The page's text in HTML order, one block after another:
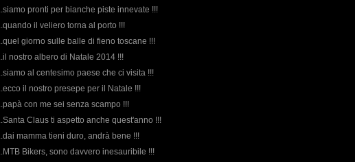
pronti per bianche piste innevate !!!
il veliero torna al porto !!!
giorno sulle balle di fieno toscane !!!
nostro albero di Natale 2014 !!!
al centesimo paese che ci visita !!!
il nostro presepe per il Natale !!!
con me sei senza scampo !!!
Claus ti aspetto anche quest'anno !!!
mamma tieni duro, andrà bene !!!
Bikers, sono davvero inesauribile !!!